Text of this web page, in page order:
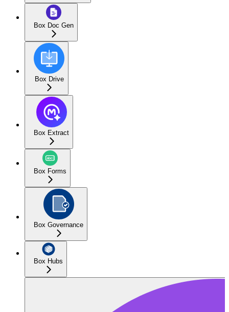
Box Doc Gen
Box Drive
Box Extract
Box Forms
Box Governance
Box Hubs